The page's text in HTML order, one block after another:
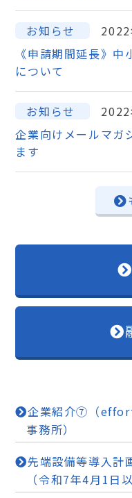
お知らせ
《申請期間延長》
について
お知らせ
企業向けメールマガ
ます
企業紹介⑦（
事務所）
先端設備等導入計
（令和7年4月1日以